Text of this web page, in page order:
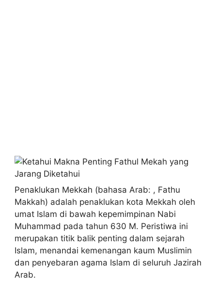
Penaklukan Mekkah (bahasa Arab: , Fathu
Makkah) adalah penaklukan kota Mekkah oleh
umat Islam di bawah kepemimpinan Nabi
Muhammad pada tahun 630 M. Peristiwa ini
merupakan titik balik penting dalam sejarah
Islam, menandai kemenangan kaum Muslimin
dan penyebaran agama Islam di seluruh Jazirah
Arab.